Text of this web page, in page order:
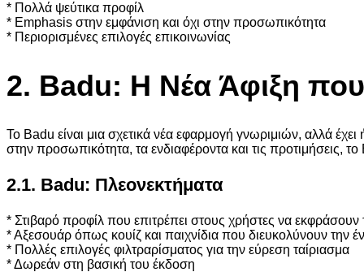
* Πολλά ψεύτικα προφίλ
* Emphasis στην εμφάνιση και όχι στην προσωπικότητα
* Περιορισμένες επιλογές επικοινωνίας
2. Badu: Η Νέα Άφιξη που
Το Badu είναι μια σχετικά νέα εφαρμογή γνωριμιών, αλλά
στην προσωπικότητα, τα ενδιαφέροντα και τις προτιμήσεις,
2.1. Badu: Πλεονεκτήματα
* Στιβαρό προφίλ που επιτρέπει στους χρήστες να
* Αξεσουάρ όπως κουίζ και παιχνίδια που διευκολύνουν την
* Πολλές επιλογές φιλτραρίσματος για την εύρεση ταίριασμα
* Δωρεάν στη βασική του έκδοση